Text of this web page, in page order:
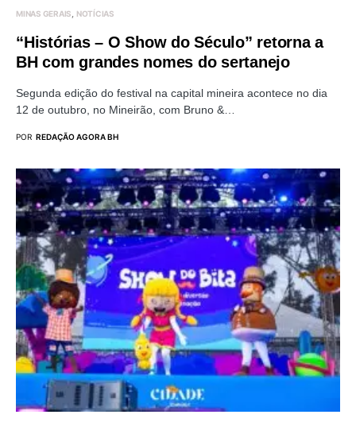
MINAS GERAIS NOTÍCIAS
“Histórias – O Show do Século” retorna a
BH com grandes nomes do sertanejo
Segunda edição do festival na capital mineira acontece no dia
12 de outubro, no Mineirão, com Bruno &…
POR REDAÇÃO AGORA BH